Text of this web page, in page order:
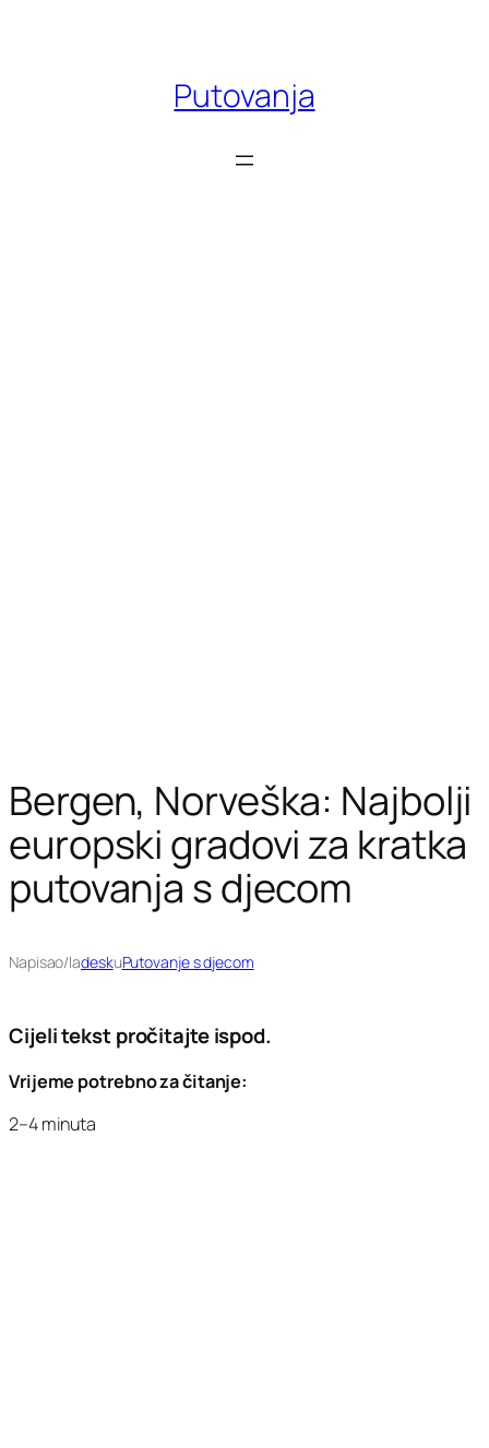
Putovanja
Bergen, Norveška: Najbolji
europski gradovi za kratka
putovanja s djecom
Napisao/ladeskuPutovanje s djecom
Cijeli tekst pročitajte ispod.
Vrijeme potrebno za čitanje:
2–4 minuta